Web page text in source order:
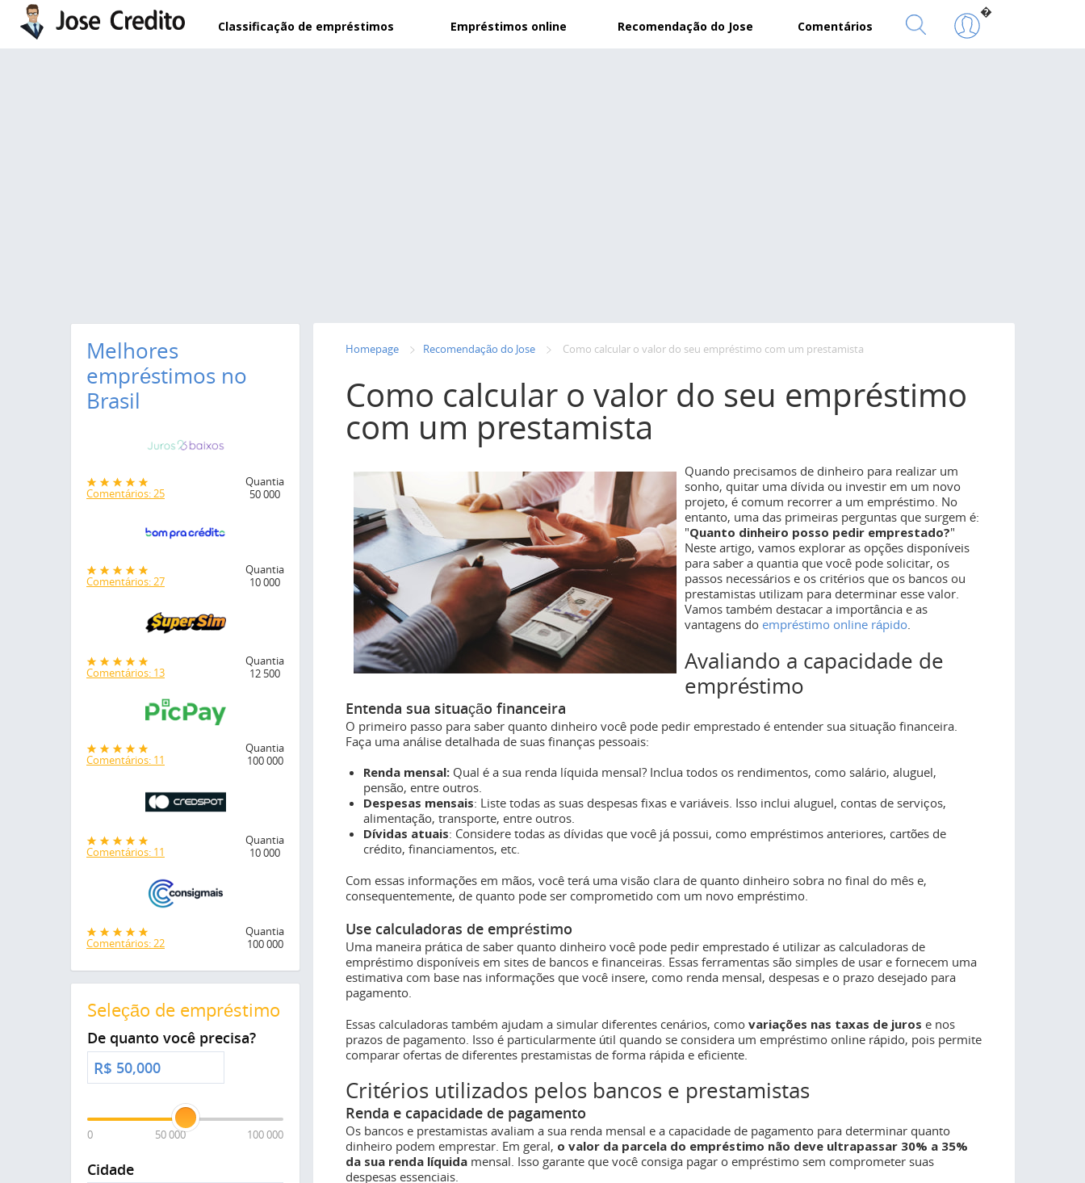
Pular para o conteúdo principal
Classificação de empréstimos Empréstimos online Recomendação do Jose Comentários
�
Homepage Recomendação do Jose Como calcular o valor do seu empréstimo com um prestamista
Como calcular o valor do seu empréstimo
com um prestamista
Quando precisamos de dinheiro para realizar um
sonho, quitar uma dívida ou investir em um novo
projeto, é comum recorrer a um empréstimo. No
entanto, uma das primeiras perguntas que surgem é:
"Quanto dinheiro posso pedir emprestado?"
Neste artigo, vamos explorar as opções disponíveis
para saber a quantia que você pode solicitar, os
passos necessários e os critérios que os bancos ou
prestamistas utilizam para determinar esse valor.
Vamos também destacar a importância e as
vantagens do empréstimo online rápido.
Avaliando a capacidade de
empréstimo
Entenda sua situação financeira
O primeiro passo para saber quanto dinheiro você pode pedir emprestado é entender sua situação financeira.
Faça uma análise detalhada de suas finanças pessoais:
Renda mensal: Qual é a sua renda líquida mensal? Inclua todos os rendimentos, como salário, aluguel,
pensão, entre outros.
Despesas mensais: Liste todas as suas despesas fixas e variáveis. Isso inclui aluguel, contas de serviços,
alimentação, transporte, entre outros.
Dívidas atuais: Considere todas as dívidas que você já possui, como empréstimos anteriores, cartões de
crédito, financiamentos, etc.
Com essas informações em mãos, você terá uma visão clara de quanto dinheiro sobra no final do mês e,
consequentemente, de quanto pode ser comprometido com um novo empréstimo.
Use calculadoras de empréstimo
Uma maneira prática de saber quanto dinheiro você pode pedir emprestado é utilizar as calculadoras de
empréstimo disponíveis em sites de bancos e financeiras. Essas ferramentas são simples de usar e fornecem uma
estimativa com base nas informações que você insere, como renda mensal, despesas e o prazo desejado para
pagamento.
Essas calculadoras também ajudam a simular diferentes cenários, como variações nas taxas de juros e nos
prazos de pagamento. Isso é particularmente útil quando se considera um empréstimo online rápido, pois permite
comparar ofertas de diferentes prestamistas de forma rápida e eficiente.
Critérios utilizados pelos bancos e prestamistas
Renda e capacidade de pagamento
Os bancos e prestamistas avaliam a sua renda mensal e a capacidade de pagamento para determinar quanto
dinheiro podem emprestar. Em geral, o valor da parcela do empréstimo não deve ultrapassar 30% a 35%
da sua renda líquidamensal. Isso garante que você consiga pagar o empréstimo sem comprometer suas
despesas essenciais.
Melhores
empréstimos no
Brasil
Comentários: 25
Quantia
50 000
Comentários: 27
Quantia
10 000
Comentários: 13
Quantia
12 500
Comentários: 11
Quantia
100 000
Comentários: 11
Quantia
10 000
Comentários: 22
Quantia
100 000
Seleção de empréstimo
De quanto você precisa?
R$
0 50 000 100 000
Cidade